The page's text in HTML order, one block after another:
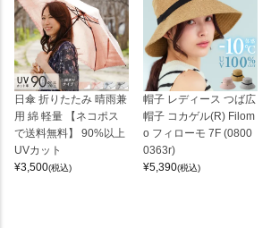
日傘 折りたたみ 晴雨兼
用 綿 軽量 【ネコポス
で送料無料】 90%以上
UVカット
¥3,500(税込)
帽子 レディース つば広
帽子 コカゲル(R) Filom
o フィローモ 7F (0800
0363r)
¥5,390(税込)